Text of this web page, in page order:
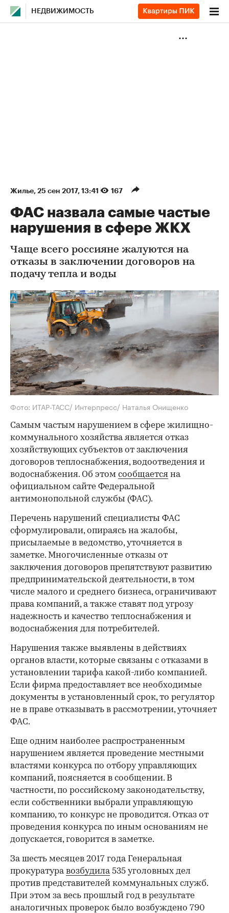
НЕДВИЖИМОСТЬ
Жилье⁠, 25 сен 2017, 13:41 167
ФАС назвала самые частые
нарушения в сфере ЖКХ
Чаще всего россияне жалуются на
отказы в заключении договоров на
подачу тепла и воды
Фото: ИТАР-ТАСС/ Интерпресс/ Наталья Онищенко
Самым частым нарушением в сфере жилищно-
коммунального хозяйства является отказ
хозяйствующих субъектов от заключения
договоров теплоснабжения, водоотведения и
водоснабжения. Об этом сообщается на
официальном сайте Федеральной
антимонопольной службы (ФАС).
Перечень нарушений специалисты ФАС
сформулировали, опираясь на жалобы,
присылаемые в ведомство, уточняется в
заметке. Многочисленные отказы от
заключения договоров препятствуют развитию
предпринимательской деятельности, в том
числе малого и среднего бизнеса, ограничивают
права компаний, а также ставят под угрозу
надежность и качество теплоснабжения и
водоснабжения для потребителей.
Нарушения также выявлены в действиях
органов власти, которые связаны с отказами в
установлении тарифа какой-либо компанией.
Если фирма предоставляет все необходимые
документы в установленный срок, то регулятор
не в праве отказывать в рассмотрении, уточняет
ФАС.
Еще одним наиболее распространенным
нарушением является проведение местными
властями конкурса по отбору управляющих
компаний, поясняется в сообщении. В
частности, по российскому законодательству,
если собственники выбрали управляющую
компанию, то конкурс не проводится. Отказ от
проведения конкурса по иным основаниям не
допускается, говорится в заметке.
За шесть месяцев 2017 года Генеральная
прокуратуравозбудила535 уголовных дел
против представителей коммунальных служб.
При этом за весь прошлый год в результате
аналогичных проверок было возбуждено 790